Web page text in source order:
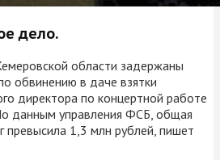
дело.
области задержаны
обвинению в даче взятки
директора по концертной работе
данным управления ФСБ, общая
превысила 1,3 млн рублей, пишет